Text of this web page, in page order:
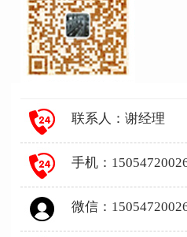
联系人：谢经理
手机：
微信：